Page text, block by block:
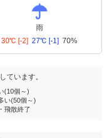
雨
30℃ [-2] 27℃ [-1] 70%
ています。
(10個～)
い(50個～)
飛散終了